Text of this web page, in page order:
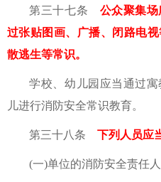
第三十七条 公众聚集
过张贴图画、广播、闭路电
散逃生等常识。
学校、幼儿园应当通过
儿进行消防安全常识教育。
第三十八条下列人员应
(一)单位的消防安全责任